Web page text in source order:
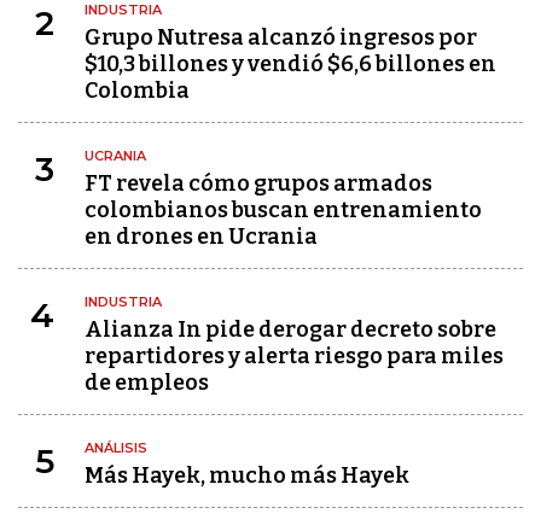
2 INDUSTRIA
Grupo Nutresa alcanzó ingresos por
$10,3 billones y vendió $6,6 billones en
Colombia
3 UCRANIA
FT revela cómo grupos armados
colombianos buscan entrenamiento
en drones en Ucrania
4 INDUSTRIA
Alianza In pide derogar decreto sobre
repartidores y alerta riesgo para miles
de empleos
5 ANÁLISIS
Más Hayek, mucho más Hayek